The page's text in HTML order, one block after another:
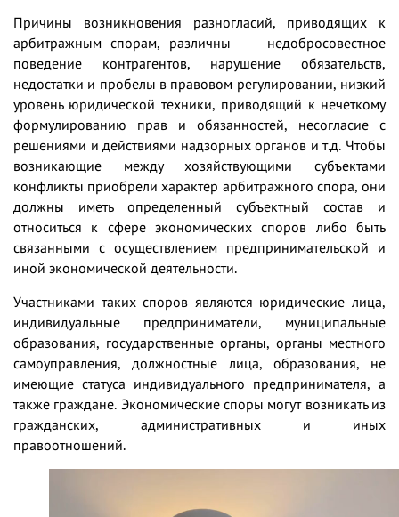
Причины возникновения разногласий, приводящих к
арбитражным спорам, различны – недобросовестное
поведение контрагентов, нарушение обязательств,
недостатки и пробелы в правовом регулировании, низкий
уровень юридической техники, приводящий к нечеткому
формулированию прав и обязанностей, несогласие с
решениями и действиями надзорных органов и т.д. Чтобы
возникающие между хозяйствующими субъектами
конфликты приобрели характер арбитражного спора, они
должны иметь определенный субъектный состав и
относиться к сфере экономических споров либо быть
связанными с осуществлением предпринимательской и
иной экономической деятельности.
Участниками таких споров являются юридические лица,
индивидуальные предприниматели, муниципальные
образования, государственные органы, органы местного
самоуправления, должностные лица, образования, не
имеющие статуса индивидуального предпринимателя, а
также граждане. Экономические споры могут возникать из
гражданских, административных и иных
правоотношений.